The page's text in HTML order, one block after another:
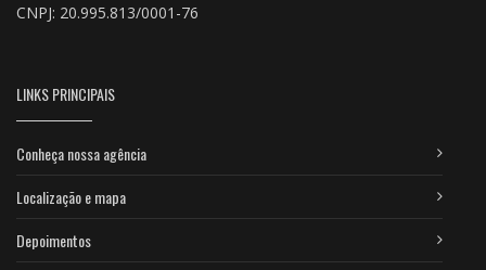
CNPJ: 20.995.813/0001-76
LINKS PRINCIPAIS
Conheça nossa agência
Localização e mapa
Depoimentos